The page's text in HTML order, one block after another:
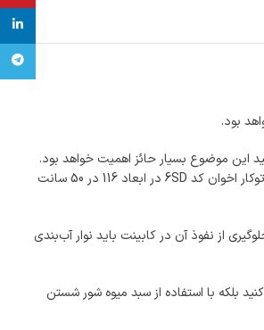
این موضوع بسیار حائز اهمیت خواهد بود.
عمق لگن چهارگوش در این محصول 16 سانت و در لگن پاپیلون بزرگ 19 سانتیمتر است. فاکتور مهم دیگر توجه به‌اندازه سینک بوده که به ظرفیت آشپزخانه شما برمی‌گردد. سینک فانتزی توکار اخوان کد 6SD در ابعاد 116 در 50 سانت
از نفوذ آن در کابینت باید نوار آب‌بندی
بلکه با استفاده از سبد میوه شور شستن
تلگرام